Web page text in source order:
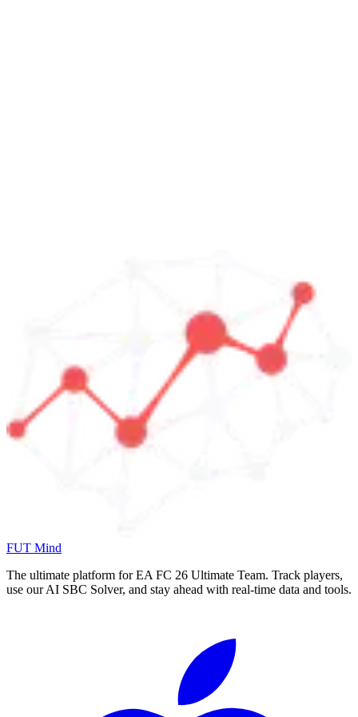
FUT Mind
The ultimate platform for EA FC 26 Ultimate Team. Track players,
use our AI SBC Solver, and stay ahead with real-time data and tools.